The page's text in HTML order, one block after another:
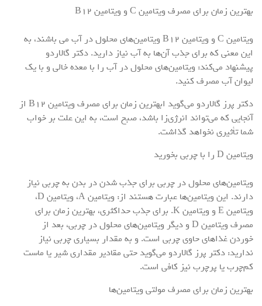
بهترین زمان برای مصرف ویتامین C و ویتامین B۱۲
ویتامین C و ویتامین B۱۲ ویتامین‌های محلول در آب می باشند، به
این معنی که برای جذب آن‌ها به آب نیاز دارید. دکتر گالاردو
پیشنهاد می‌کند: ویتامین‌های محلول در آب را با معده خالی و با یک
لیوان آب مصرف کنید.
دکتر پرز گالاردو می‌گوید ابهترین زمان برای مصرف ویتامین B۱۲ از
آنجایی که می‌تواند انرژی‌زا باشد، صبح است، به این علت بر خواب
شما تأثیری نخواهد گذاشت.
ویتامین D را با چربی بخورید
ویتامین‌های محلول در چربی برای جذب شدن در بدن به چربی نیاز
دارند. این ویتامین‌ها عبارت هستند از: ویتامین A، ویتامین D،
ویتامین E و ویتامین K. برای جذب حداکثری، بهترین زمان برای
مصرف ویتامین D و دیگر ویتامین‌های محلول در چربی، بعد از
خوردن غذاهای حاوی چربی است. و به مقدار بسیاری چربی نیاز
ندارید: دکتر پرز گالاردو می‌گوید حتی مقادیر مقداری شیر یا ماست
کم‌چرب یا پرچرب نیز کافی است.
بهترین زمان برای مصرف مولتی ویتامین‌ها